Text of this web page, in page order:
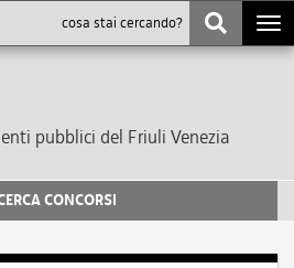
pubblici del Friuli Venezia
CONCORSI